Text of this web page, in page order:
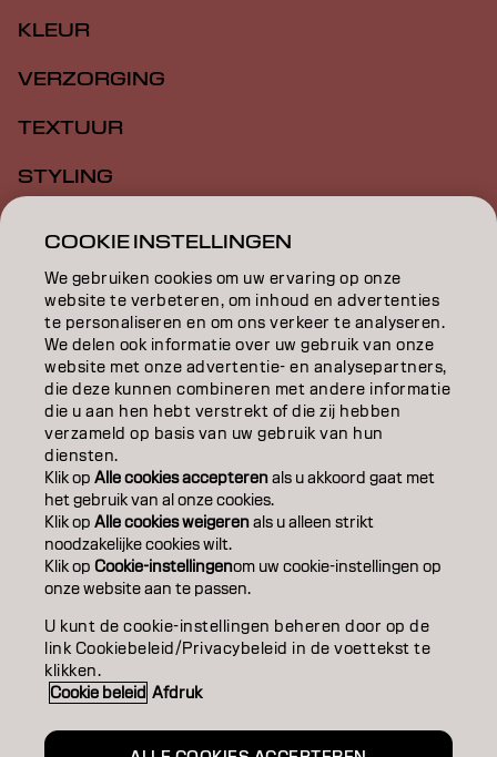
KLEUR
VERZORGING
TEXTUUR
STYLING
EDUCATION
OVER
SALONVINDER
WORD PARTNER
CONTACT
ColofonPrivacyverklaringCookiebeleid
GebruiksvoorwaardenToegankelijkheidsverklaring
BE | Dutch
Goldwell is part of
COOKIE INSTELLINGEN
We gebruiken cookies om uw ervaring op onze
website te verbeteren, om inhoud en advertenties
te personaliseren en om ons verkeer te analyseren.
We delen ook informatie over uw gebruik van onze
website met onze advertentie- en analysepartners,
die deze kunnen combineren met andere informatie
die u aan hen hebt verstrekt of die zij hebben
verzameld op basis van uw gebruik van hun
diensten.
Klik opAlle cookies accepterenals u akkoord gaat met
het gebruik van al onze cookies.
Klik opAlle cookies weigerenals u alleen strikt
noodzakelijke cookies wilt.
Klik opCookie-instellingenom uw cookie-instellingen op
onze website aan te passen.
U kunt de cookie-instellingen beheren door op de
link Cookiebeleid/Privacybeleid in de voettekst te
klikken.
Cookie beleid Afdruk